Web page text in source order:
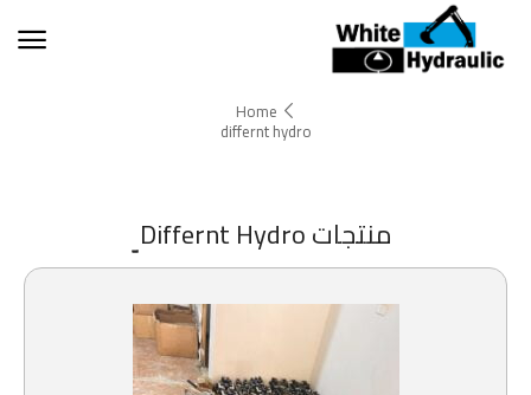
Home
differnt hydro
منتجاتDiffernt Hydro